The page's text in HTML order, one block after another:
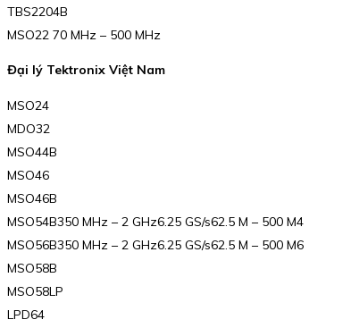
TBS2204B
MSO22 70 MHz – 500 MHz
Đại lý Tektronix Việt Nam
MSO24
MDO32
MSO44B
MSO46
MSO46B
MSO54B350 MHz – 2 GHz6.25 GS/s62.5 M – 500 M4
MSO56B350 MHz – 2 GHz6.25 GS/s62.5 M – 500 M6
MSO58B
MSO58LP
LPD64